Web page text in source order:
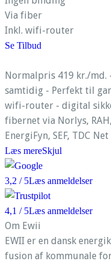
Via fiber
Inkl. wifi-router
Se Tilbud
Normalpris 419 kr./md.
samtidig - Perfekt til
wifi-router - digital
fibernet via Norlys,
EnergiFyn, SEF, TDC
Læs mereSkjul
3,2 / 5Læs anmeldelser
4,1 / 5Læs anmeldelser
Om Ewii
EWII er en dansk
fusion af kommunale